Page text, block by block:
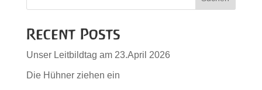
Recent Posts
Unser Leitbildtag am 23.April 2026
Die Hühner ziehen ein